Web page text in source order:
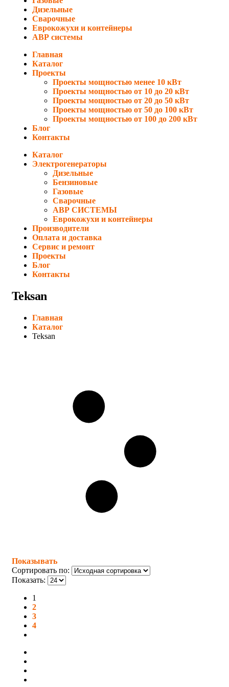
Дизельные
Сварочные
Еврокожухи и контейнеры
АВР системы
Главная
Каталог
Проекты
Проекты мощностью менее 10 кВт
Проекты мощностью от 10 до 20 кВт
Проекты мощностью от 20 до 50 кВт
Проекты мощностью от 50 до 100 кВт
Проекты мощностью от 100 до 200 кВт
Блог
Контакты
Каталог
Электрогенераторы
Дизельные
Бензиновые
Газовые
Сварочные
АВР СИСТЕМЫ
Еврокожухи и контейнеры
Производители
Оплата и доставка
Сервис и ремонт
Проекты
Блог
Контакты
Teksan
Главная
Каталог
Teksan
Показывать
Сортировать по:
Показать:
1
2
3
4